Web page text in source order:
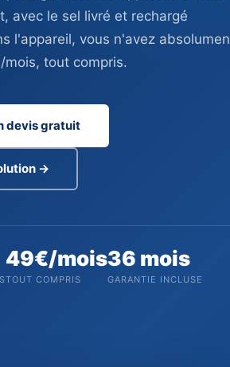
avec le sel livré et rechargé
l'appareil, vous n'avez
tout compris.
devis gratuit
→
49€/mois
TOUT COMPRIS
36 mois
GARANTIE INCLUSE